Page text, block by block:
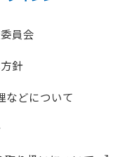
員会
針
などについて